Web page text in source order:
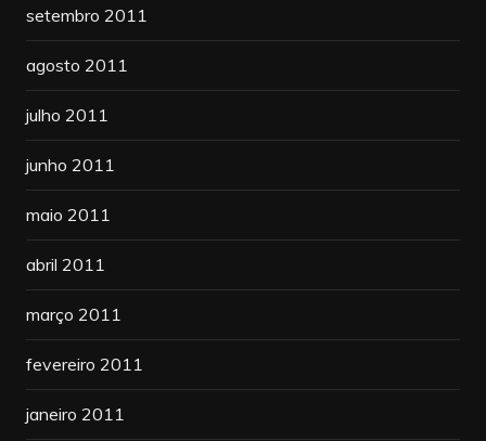
setembro 2011
agosto 2011
julho 2011
junho 2011
maio 2011
abril 2011
março 2011
fevereiro 2011
janeiro 2011